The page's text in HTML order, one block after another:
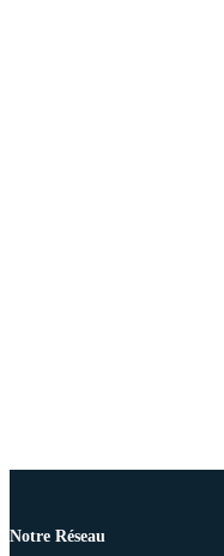
Notre Réseau